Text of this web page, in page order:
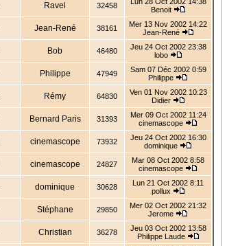
Ravel 32458
Benoit
Jean-René 38161
Mer 13 Nov 2002 14:22
Jean-René
Bob 46480
Jeu 24 Oct 2002 23:38
lobo
Philippe 47949
Sam 07 Déc 2002 0:59
Philippe
Rémy 64830
Ven 01 Nov 2002 10:23
Didier
Bernard Paris 31393
Mer 09 Oct 2002 11:24
cinemascope
cinemascope 73932
Jeu 24 Oct 2002 16:30
dominique
cinemascope 24827
Mar 08 Oct 2002 8:58
cinemascope
dominique 30628
Lun 21 Oct 2002 8:11
pollux
Stéphane 29850
Mer 02 Oct 2002 21:32
Jerome
Christian 36278
Jeu 03 Oct 2002 13:58
Philippe Laude